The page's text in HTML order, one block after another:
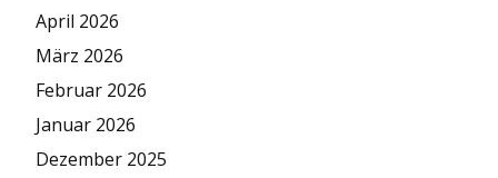
April 2026
März 2026
Februar 2026
Januar 2026
Dezember 2025